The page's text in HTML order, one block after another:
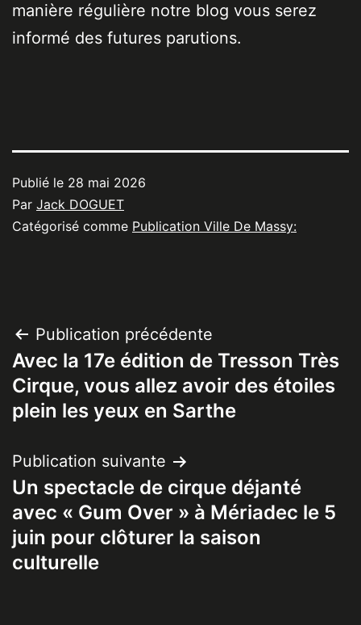
manière régulière notre blog vous serez
informé des futures parutions.
Publié le 28 mai 2026
Par Jack DOGUET
Catégorisé comme Publication Ville De Massy:
Navigation
de
l’article
Publication précédente
Avec la 17e édition de Tresson Très
Cirque, vous allez avoir des étoiles
plein les yeux en Sarthe
Publication suivante
Un spectacle de cirque déjanté
avec « Gum Over » à Mériadec le 5
juin pour clôturer la saison
culturelle